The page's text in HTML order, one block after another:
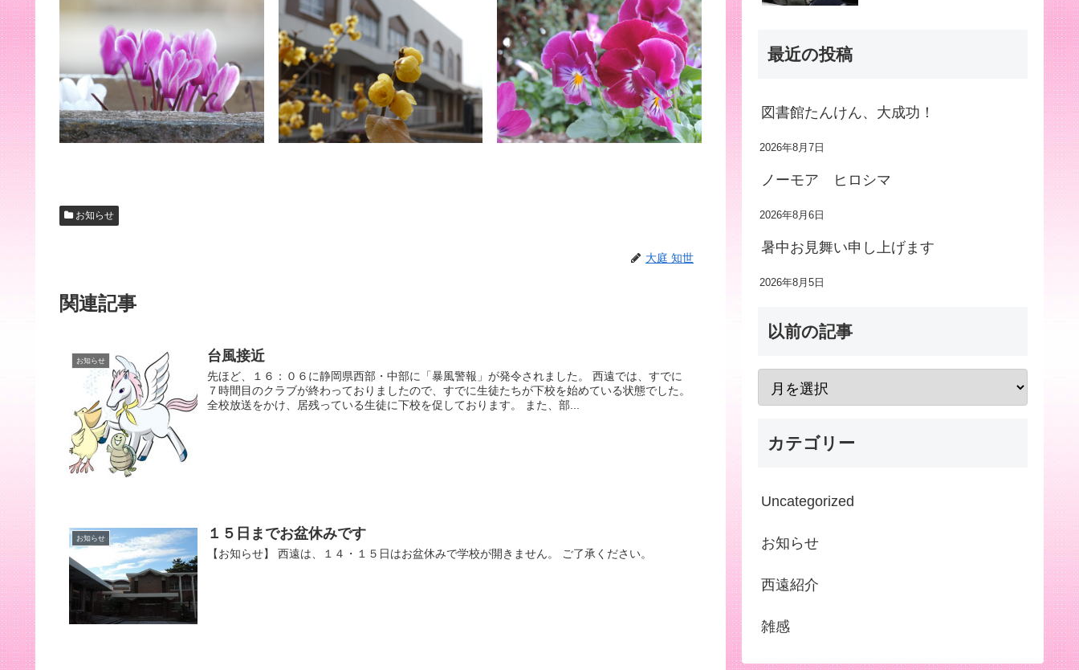
お知らせ
大庭 知世
関連記事
お知らせ 台風接近
先ほど、１６：０６に静岡県西部・中部に「暴風警報」が発令されました。 西遠では、すでに
７時間目のクラブが終わっておりましたので、すでに生徒たちが下校を始めている状態でした。
全校放送をかけ、居残っている生徒に下校を促しております。 また、部...
お知らせ １５日までお盆休みです
【お知らせ】 西遠は、１４・１５日はお盆休みで学校が開きません。 ご了承ください。
最近の投稿
図書館たんけん、大成功！
2026年8月7日
ノーモア ヒロシマ
2026年8月6日
暑中お見舞い申し上げます
2026年8月5日
以前の記事
カテゴリー
Uncategorized
お知らせ
西遠紹介
雑感